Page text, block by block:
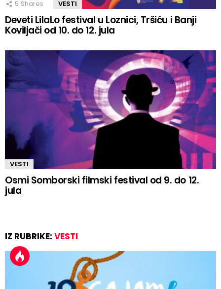
5 Shares VESTI
Deveti LilaLo festival u Loznici, Tršiću i Banji
Koviljači od 10. do 12. jula
VESTI
Osmi Somborski filmski festival od 9. do 12.
jula
IZ RUBRIKE: VESTI